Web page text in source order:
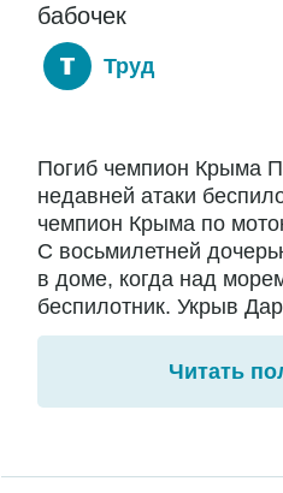
бабочек
Труд
Погиб чемпион Крыма
недавней атаки
чемпион Крыма по
С восьмилетней
в доме, когда над
беспилотник. Укрыв
Читать